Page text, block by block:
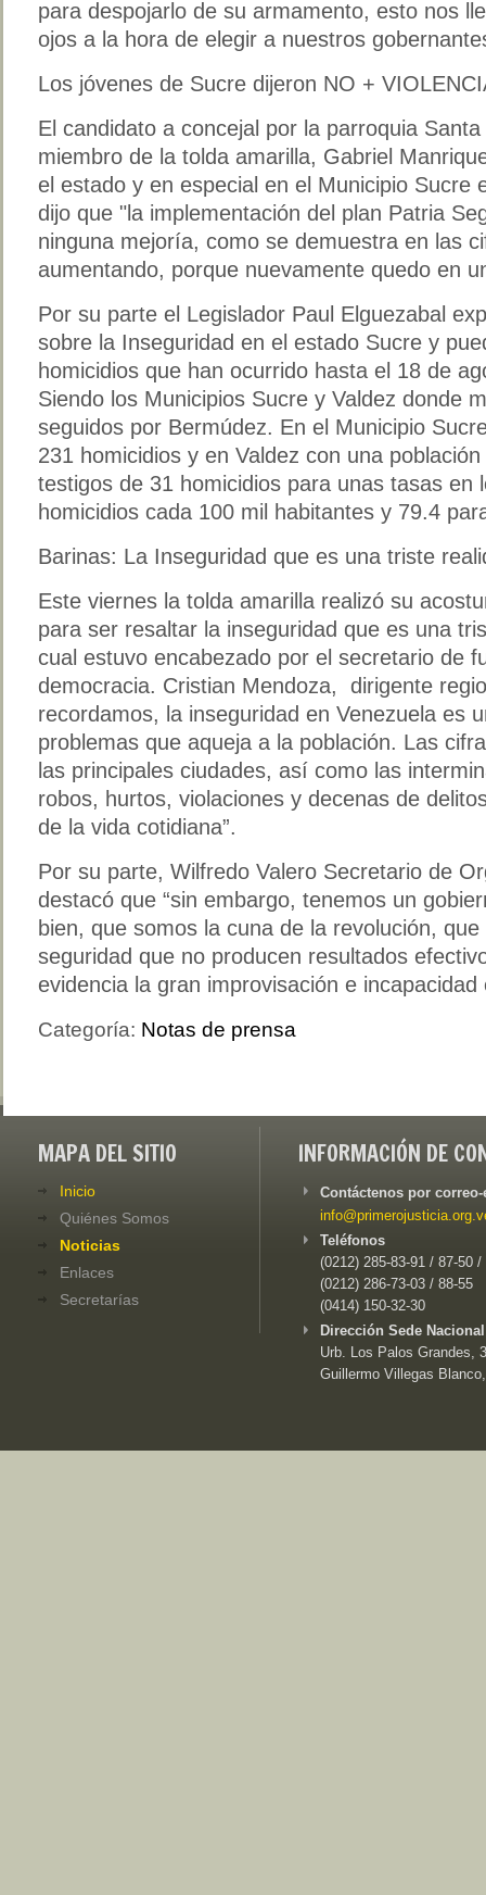
para despojarlo de su armamento, esto nos
ojos a la hora de elegir a nuestros
Los jóvenes de Sucre dijeron NO +
El candidato a concejal por la parroquia
miembro de la tolda amarilla, Gabriel
el estado y en especial en el Municipio Sucre
dijo que "la implementación del plan Patria
ninguna mejoría, como se demuestra en las
aumentando, porque nuevamente quedo en
Por su parte el Legislador Paul Elguezabal
sobre la Inseguridad en el estado Sucre y
homicidios que han ocurrido hasta el 18 de
Siendo los Municipios Sucre y Valdez donde
seguidos por Bermúdez. En el Municipio
231 homicidios y en Valdez con una
testigos de 31 homicidios para unas tasas en
homicidios cada 100 mil habitantes y 79.4
Barinas: La Inseguridad que es una triste
Este viernes la tolda amarilla realizó su
para ser resaltar la inseguridad que es una
cual estuvo encabezado por el secretario de
democracia. Cristian Mendoza, dirigente
recordamos, la inseguridad en Venezuela es
problemas que aqueja a la población. Las
las principales ciudades, así como las
robos, hurtos, violaciones y decenas de
de la vida cotidiana”.
Por su parte, Wilfredo Valero Secretario de
destacó que “sin embargo, tenemos un
bien, que somos la cuna de la revolución,
seguridad que no producen resultados
evidencia la gran improvisación e
Categoría: Notas de prensa
MAPA DEL SITIO
Inicio
Quiénes Somos
Noticias
Enlaces
Secretarías
INFORMACIÓN DE
Contáctenos por
Teléfonos
(0212) 285-83-91 / 87-50 /
(0212) 286-73-03 / 88-55
(0414) 150-32-30
Dirección Sede
Urb. Los Palos Grandes,
Guillermo Villegas